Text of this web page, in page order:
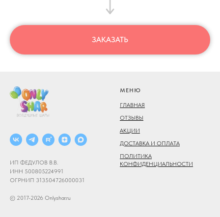
ЗАКАЗАТЬ
ИП ФЕДУЛОВ В.В.
ИНН 500805224991
ОГРНИП 313504726000031
© 2017-2026 Onlyshar.ru
МЕНЮ
ГЛАВНАЯ
ОТЗЫВЫ
АКЦИИ
ДОСТАВКА И ОПЛАТА
ПОЛИТИКА
КОНФИДЕНЦИАЛЬНОСТИ